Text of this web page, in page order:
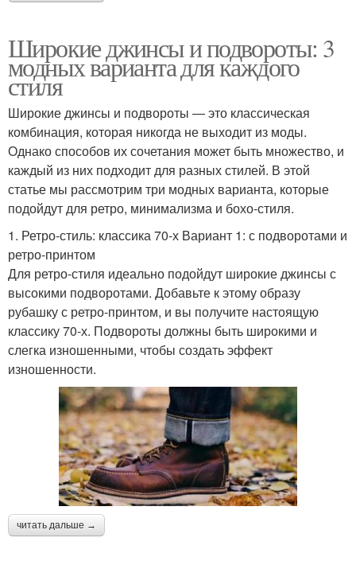
Широкие джинсы и подвороты: 3
модных варианта для каждого
стиля
Широкие джинсы и подвороты — это классическая
комбинация, которая никогда не выходит из моды.
Однако способов их сочетания может быть множество, и
каждый из них подходит для разных стилей. В этой
статье мы рассмотрим три модных варианта, которые
подойдут для ретро, минимализма и бохо-стиля.
1. Ретро-стиль: классика 70-х Вариант 1: с подворотами и
ретро-принтом
Для ретро-стиля идеально подойдут широкие джинсы с
высокими подворотами. Добавьте к этому образу
рубашку с ретро-принтом, и вы получите настоящую
классику 70-х. Подвороты должны быть широкими и
слегка изношенными, чтобы создать эффект
изношенности.
читать дальше →